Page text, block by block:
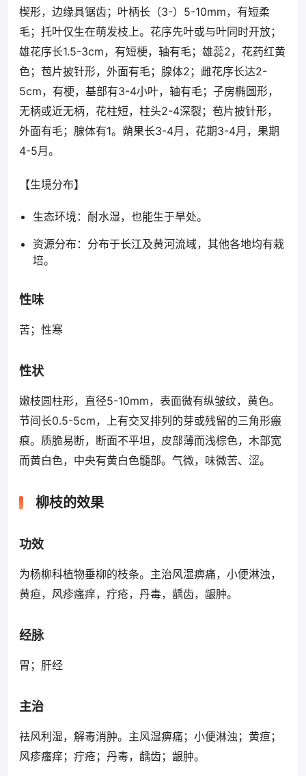
楔形，边缘具锯齿；叶柄长（3-）5-10mm，有短柔
毛；托叶仅生在萌发枝上。花序先叶或与叶同时开放；
雄花序长1.5-3cm，有短梗，轴有毛；雄蕊2，花药红黄
色；苞片披针形，外面有毛；腺体2；雌花序长达2-
5cm，有梗，基部有3-4小叶，轴有毛；子房椭圆形，
无柄或近无柄，花柱短，柱头2-4深裂；苞片披针形，
外面有毛；腺体有1。蒴果长3-4月，花期3-4月，果期
4-5月。
【生境分布】
生态环境：耐水湿，也能生于旱处。
资源分布：分布于长江及黄河流域，其他各地均有栽
培。
性味
苦；性寒
性状
嫩枝圆柱形，直径5-10mm，表面微有纵皱纹，黄色。
节间长0.5-5cm，上有交叉排列的芽或残留的三角形瘢
痕。质脆易断，断面不平坦，皮部薄而浅棕色，木部宽
而黄白色，中央有黄白色髓部。气微，味微苦、涩。
柳枝的效果
功效
为杨柳科植物垂柳的枝条。主治风湿痹痛，小便淋浊，
黄疸，风疹瘙痒，疔疮，丹毒，龋齿，龈肿。
经脉
胃；肝经
主治
祛风利湿，解毒消肿。主风湿痹痛；小便淋浊；黄疸；
风疹瘙痒；疔疮；丹毒，龋齿；龈肿。